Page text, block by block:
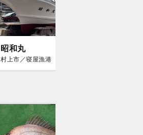
昭和丸
村上市／寝屋漁港